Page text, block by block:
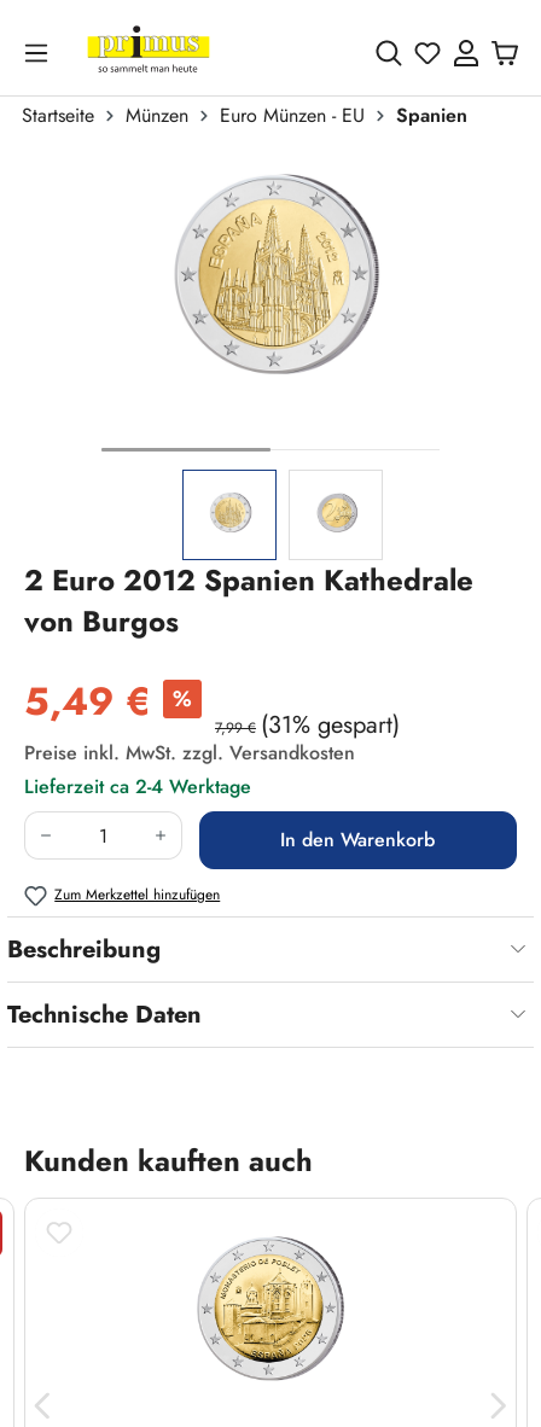
Zum Hauptinhalt springen
Du hast 0
Startseite Münzen Euro Münzen - EU
Spanien
2 Euro 2012 Spanien Kathedrale
von Burgos
Verkaufspreis:
5,49 € %
7,99 € (31% gespart)
Preise inkl. MwSt. zzgl. Versandkosten
Lieferzeit ca 2-4 Werktage
Produkt Anzahl: Gib den gewünschten Wert
In den Warenkorb
Zum Merkzettel hinzufügen
Beschreibung
Technische Daten
Produktgalerie überspringen
Kunden kauften auch